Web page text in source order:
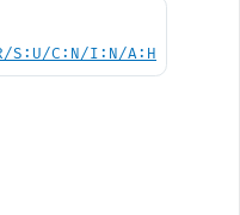
S:U/C:N/I:N/A:H